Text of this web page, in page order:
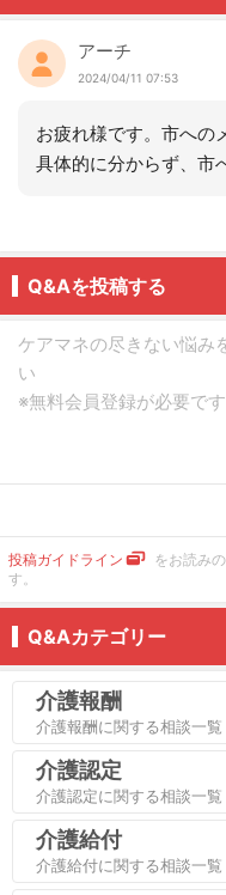
アーチ
2024/04/11 07:53
お疲れ様です。市への
具体的に分からず、市
Q&Aを投稿する
投稿ガイドライン
をお読み
す。
Q&Aカテゴリー
介護報酬
介護報酬に関する相談一覧
介護認定
介護認定に関する相談一覧
介護給付
介護給付に関する相談一覧